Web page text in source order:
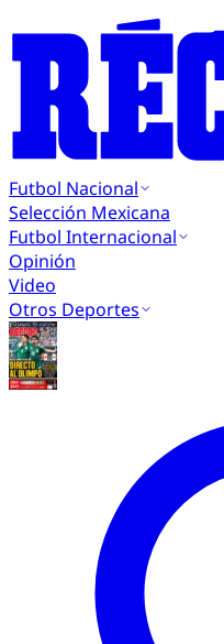
Futbol Nacional
Selección Mexicana
Futbol Internacional
Opinión
Video
Otros Deportes